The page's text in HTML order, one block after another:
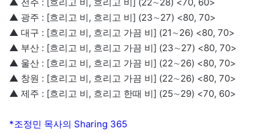
▲ 광주 : [흐리고 비, 흐리고 비] (23∼27) <80, 70>
▲ 대구 : [흐리고 비, 흐리고 가끔 비] (21∼26) <80, 70>
▲ 부산 : [흐리고 비, 흐리고 가끔 비] (23∼27) <80, 70>
▲ 울산 : [흐리고 비, 흐리고 가끔 비] (22∼26) <80, 70>
▲ 창원 : [흐리고 비, 흐리고 가끔 비] (22∼26) <80, 70>
▲ 제주 : [흐리고 비, 흐리고 한때 비] (25∼29) <70, 60>
*조정민 목사의 Sharing 365